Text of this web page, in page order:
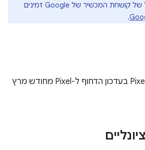
קובצי האימג' של קושחת המכשיר של Google זמינים
.
אין תיקוני אבטחה ל-Pixel בעדכון הדחוף ל-Pixel מחודש מרץ